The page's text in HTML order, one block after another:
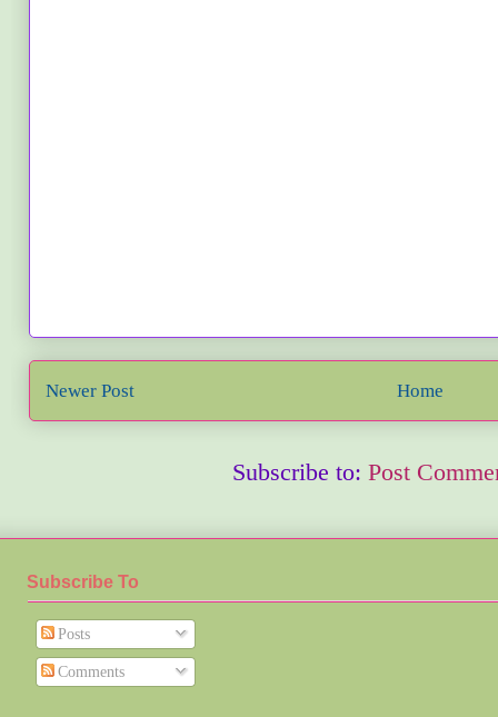
Newer Post Home
Subscribe to: Post
Subscribe To
Posts
Comments